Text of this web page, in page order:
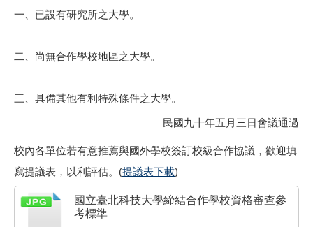
一、已設有研究所之大學。
二、尚無合作學校地區之大學。
三、具備其他有利特殊條件之大學。
民國九十年五月三日會議通過
校內各單位若有意推薦與國外學校簽訂校級合作協議，歡迎填
寫提議表，以利評估。(提議表下載)
國立臺北科技大學締結合作學校資格審查參
考標準